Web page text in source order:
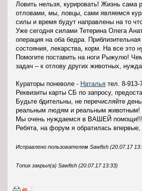
Ловить нельзя, курировать! Жизнь сама
отловами, мы, ловцы, сами являемся
силы и время будут направлены на то
Уже сегодня силами Тетерина Олега
операция на оба бедра.
состояния, лекарства, корм. На все это
Помогите поставить на ноги Рыжулю!
задач – к отлову других животных,
Кураторы поневоле - Наталья тел. 8-913-
Реквизиты карты СБ по запросу,
Будьте бдительны, не перечисляйте
реальным людям и реальным животным!
Мы очень нуждаемся в ВАШЕЙ помощи!!!
Ребята, на форум я обратилась
Исправлено пользователем Sawfish (20.07.17
Топик закрыл(а) Sawfish (20.07.17 13:33)